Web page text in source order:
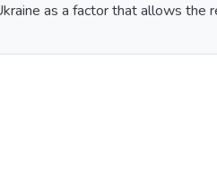
as a factor that allows